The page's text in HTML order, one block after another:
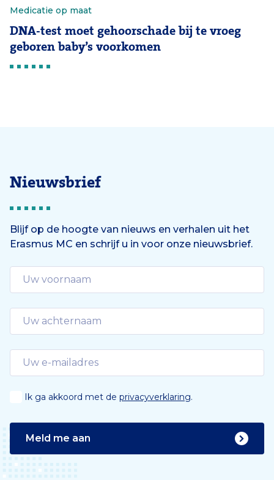
Medicatie op maat
DNA-test moet gehoorschade bij te vroeg
geboren baby’s voorkomen
Nieuwsbrief
Blijf op de hoogte van nieuws en verhalen uit het
Erasmus MC en schrijf u in voor onze nieuwsbrief.
Ik ga akkoord met de privacyverklaring.
Meld me aan